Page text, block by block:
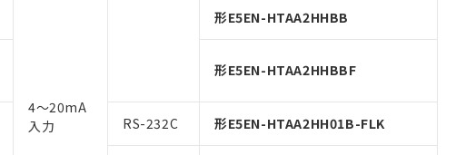
4～20mA
入力
形E5EN-HTAA2HHBB
形E5EN-HTAA2HHBBF
RS-232C 形E5EN-HTAA2HH01B-FLK